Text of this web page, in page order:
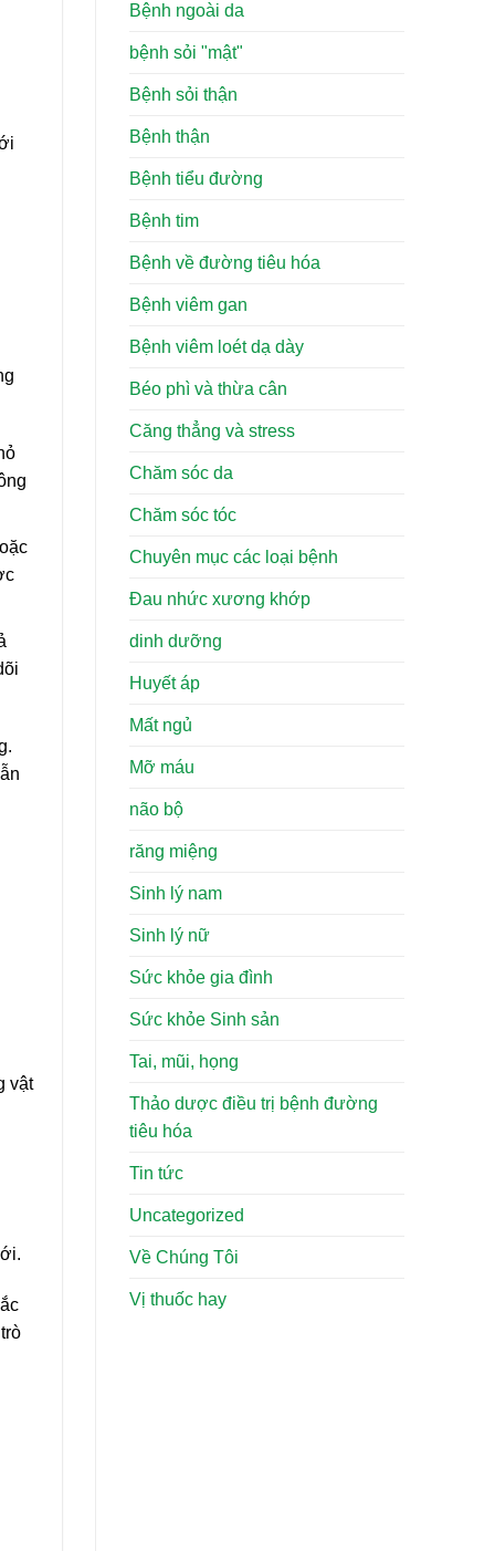
vật
Bệnh ngoài da
bệnh sỏi "mật"
Bệnh sỏi thận
Bệnh thận
Bệnh tiểu đường
Bệnh tim
Bệnh về đường tiêu hóa
Bệnh viêm gan
Bệnh viêm loét dạ dày
Béo phì và thừa cân
Căng thẳng và stress
Chăm sóc da
Chăm sóc tóc
Chuyên mục các loại bệnh
Đau nhức xương khớp
dinh dưỡng
Huyết áp
Mất ngủ
Mỡ máu
não bộ
răng miệng
Sinh lý nam
Sinh lý nữ
Sức khỏe gia đình
Sức khỏe Sinh sản
Tai, mũi, họng
Thảo dược điều trị bệnh đường
tiêu hóa
Tin tức
Uncategorized
Về Chúng Tôi
Vị thuốc hay